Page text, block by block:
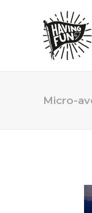
Micro-